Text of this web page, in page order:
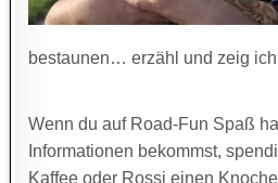
bestaunen… erzähl und zeig
Wenn du auf Road-Fun Spaß
Informationen bekommst,
Kaffee oder Rossi einen